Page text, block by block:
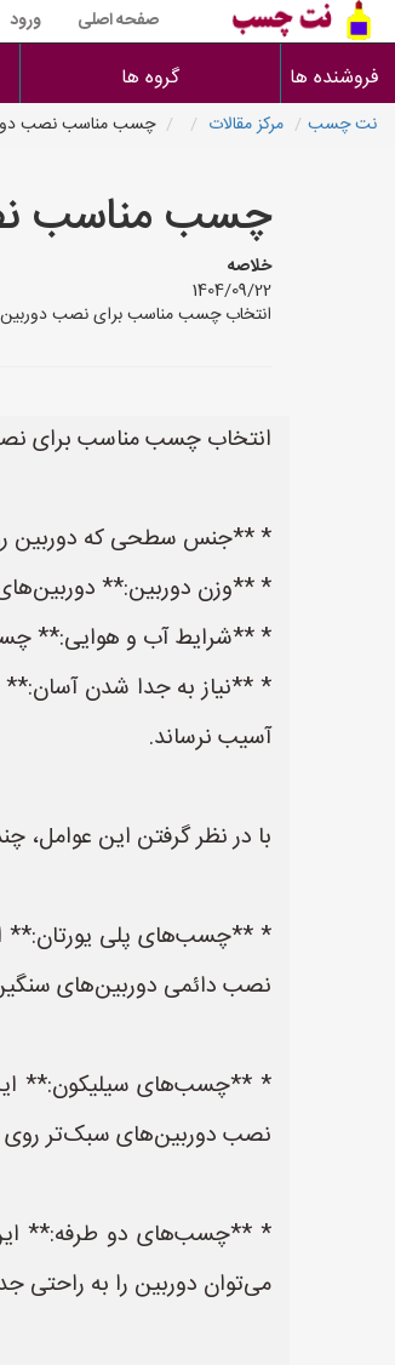
صفحه اصلی ورود
فروشنده ها گروه ها
نت چسب مرکز مقالات چسب مناسب نصب
چسب مناسب
خلاصه
1404/09/22
انتخاب چسب مناسب برای نصب
انتخاب چسب مناسب برای
* **جنس سطحی که دوربین
* **وزن دوربین:**
* **شرایط آب و هوایی:** چسب
* **نیاز به جدا شدن آسان:**
آسیب نرساند.
با در نظر گرفتن این
* **چسب‌های پلی یورتان:**
نصب دائمی دوربین‌های
* **چسب‌های سیلیکون:**
نصب دوربین‌های سبک‌تر
* **چسب‌های دو طرفه:**
می‌توان دوربین را به راحتی